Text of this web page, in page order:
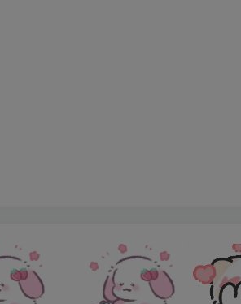
多少钱，要谈恋爱就凭自己的本事，不
，其实后来才证明他们都傻得不得
因为只有这个铺和对面的铺可以很轻易
一个公用的电脑，能上网。再说一下这
子，在我脚后的下铺是个大胖子，个子